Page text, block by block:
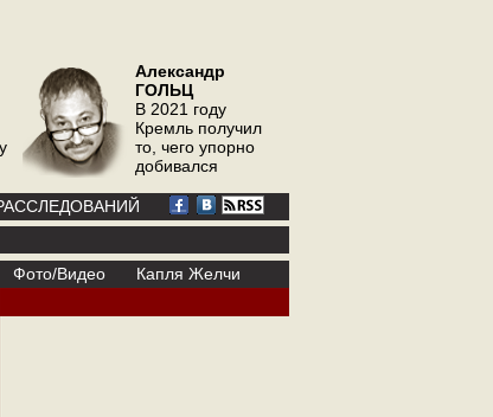
Александр
ГОЛЬЦ
В 2021 году
Кремль получил
то, чего упорно
добивался
Фото/Видео
Капля Желчи